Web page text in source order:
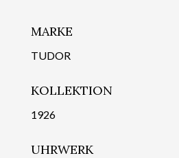
MARKE
TUDOR
KOLLEKTION
1926
UHRWERK